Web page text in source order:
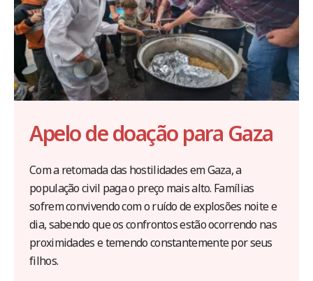
Apelo de doação para Gaza
Com a retomada das hostilidades em Gaza, a
população civil paga o preço mais alto. Famílias
sofrem convivendo com o ruído de explosões noite e
dia, sabendo que os confrontos estão ocorrendo nas
proximidades e temendo constantemente por seus
filhos.